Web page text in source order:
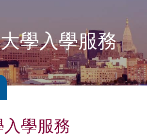
學入學服務
入學服務